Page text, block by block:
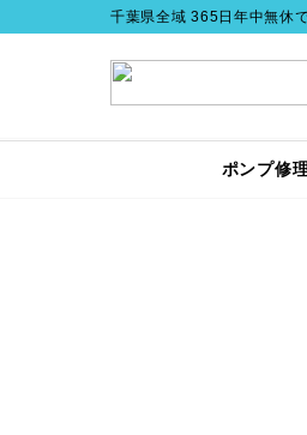
千葉県全域 365日年中無休
ポンプ修